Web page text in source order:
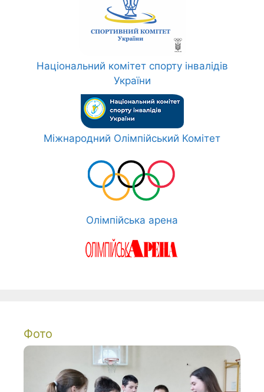
Національний комітет спорту інвалідів
України
Міжнародний Олімпійський Комітет
Олімпійська арена
Фото